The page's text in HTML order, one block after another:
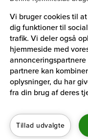
ADRESSE
2100 København Ø
Kontakt VISDA
Vi bruger cookies til
dig funktioner til
trafik. Vi deler også
hjemmeside med
partnere kan
oplysninger, du har
fra din brug af deres
Tillad udvalgte